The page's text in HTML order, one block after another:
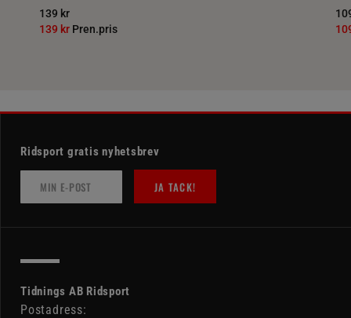
139 kr
139 kr Pren.pris
Ridsport gratis nyhetsbrev
JA TACK!
Tidnings AB Ridsport
Postadress: